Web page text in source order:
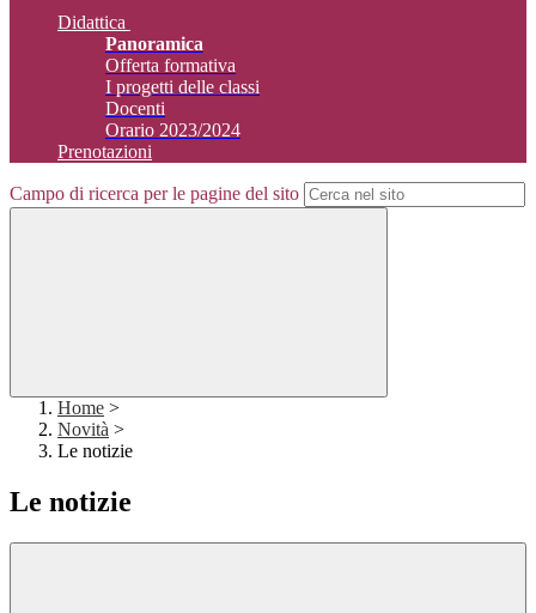
Didattica
Panoramica
Offerta formativa
I progetti delle classi
Docenti
Orario 2023/2024
Prenotazioni
Campo di ricerca per le pagine del sito
Home >
Novità >
Le notizie
Le notizie